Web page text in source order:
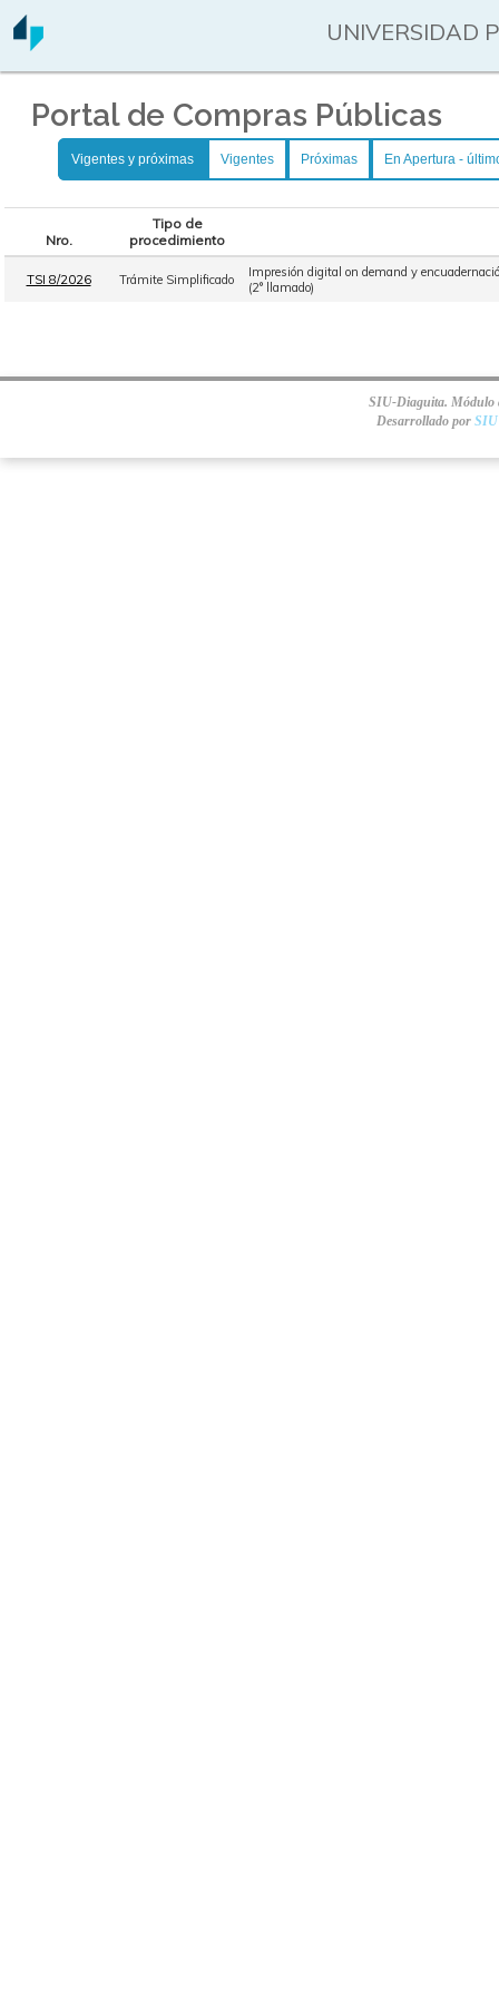
UNIVERSIDAD
Portal de Compras Públicas
Vigentes y próximas Vigentes Próximas En Apertura -
Nro.
Tipo de
procedimiento
TSI 8/2026 Trámite Simplificado
Impresión digital on demand y
(2° llamado)
SIU-Diaguita. Módulo
Desarrollado por SIU